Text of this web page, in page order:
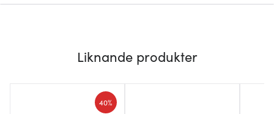
Liknande produkter
40%